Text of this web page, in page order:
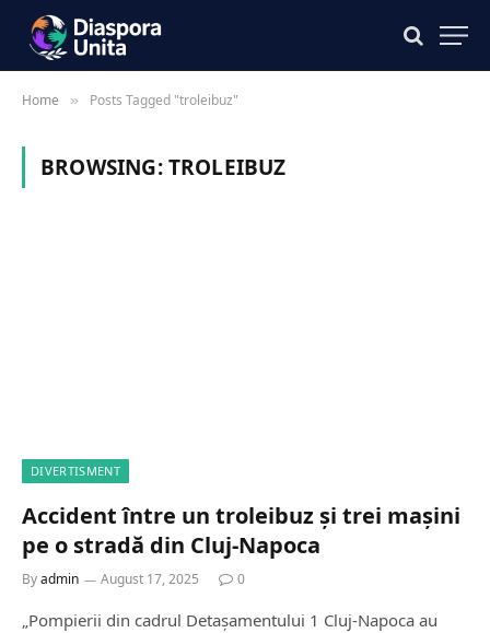
Home » Posts Tagged "troleibuz"
BROWSING:TROLEIBUZ
DIVERTISMENT
Accident între un troleibuz și trei mașini
pe o stradă din Cluj-Napoca
Byadmin August 17, 2025 0
„Pompierii din cadrul Detașamentului 1 Cluj-Napoca au